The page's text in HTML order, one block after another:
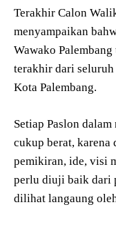
Terakhir Calon
menyampaikan
Wawako
terakhir dari
Kota Palembang.
Setiap Paslon
cukup berat,
pemikiran, ide, visi
perlu diuji baik dari
dilihat langaung